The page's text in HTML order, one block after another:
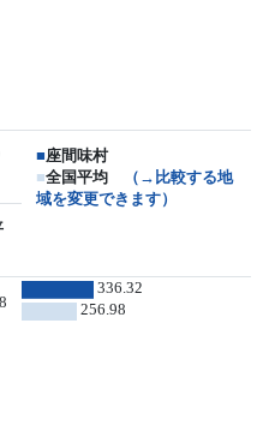
■座間味村
■全国平均
（→比較する地
域を変更できます）
336.32
256.98